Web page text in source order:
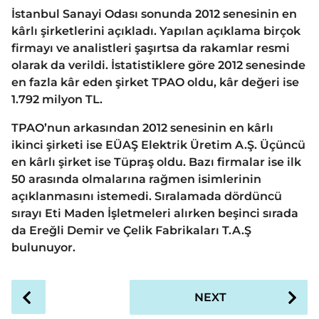
İstanbul Sanayi Odası sonunda 2012 senesinin en
kârlı şirketlerini açıkladı. Yapılan açıklama birçok
firmayı ve analistleri şaşırtsa da rakamlar resmi
olarak da verildi. İstatistiklere göre 2012 senesinde
en fazla kâr eden şirket TPAO oldu, kâr değeri ise
1.792 milyon TL.
TPAO’nun arkasından 2012 senesinin en kârlı
ikinci şirketi ise EÜAŞ Elektrik Üretim A.Ş. Üçüncü
en kârlı şirket ise Tüpraş oldu. Bazı firmalar ise ilk
50 arasında olmalarına rağmen isimlerinin
açıklanmasını istemedi. Sıralamada dördüncü
sırayı Eti Maden İşletmeleri alırken beşinci sırada
da Ereğli Demir ve Çelik Fabrikaları T.A.Ş
bulunuyor.
NEXT